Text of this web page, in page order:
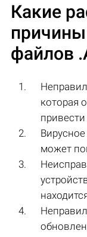
Какие
причины
файлов
которая
может